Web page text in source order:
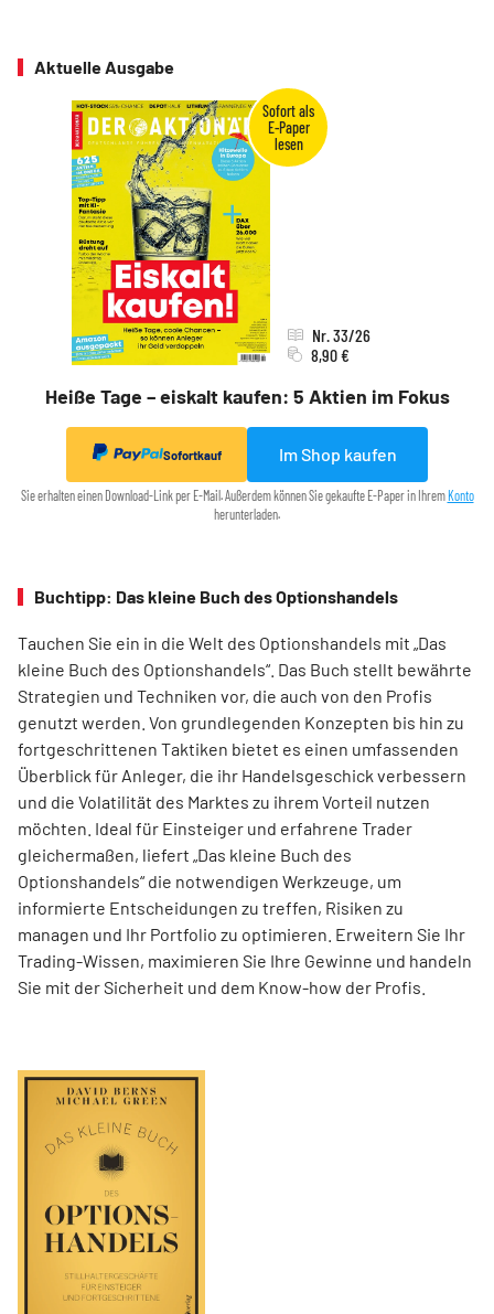
Aktuelle Ausgabe
Heiße Tage – eiskalt kaufen: 5 Aktien im Fokus
Nr. 33/26
8,90 €
Sofortkauf Im Shop kaufen
Sie erhalten einen Download-Link per E-Mail. Außerdem können Sie gekaufte E-Paper in Ihrem Konto
herunterladen.
Buchtipp: Das kleine Buch des Optionshandels
Tauchen Sie ein in die Welt des Optionshandels mit „Das
kleine Buch des Optionshandels“. Das Buch stellt bewährte
Strategien und Techniken vor, die auch von den Profis
genutzt werden. Von grundlegenden Konzepten bis hin zu
fortgeschrittenen Taktiken bietet es einen umfassenden
Überblick für Anleger, die ihr Handelsgeschick verbessern
und die Volatilität des Marktes zu ihrem Vorteil nutzen
möchten. Ideal für Einsteiger und erfahrene Trader
gleichermaßen, liefert „Das kleine Buch des
Optionshandels“ die notwendigen Werkzeuge, um
informierte Entscheidungen zu treffen, Risiken zu
managen und Ihr Portfolio zu optimieren. Erweitern Sie Ihr
Trading-Wissen, maximieren Sie Ihre Gewinne und handeln
Sie mit der Sicherheit und dem Know-how der Profis.